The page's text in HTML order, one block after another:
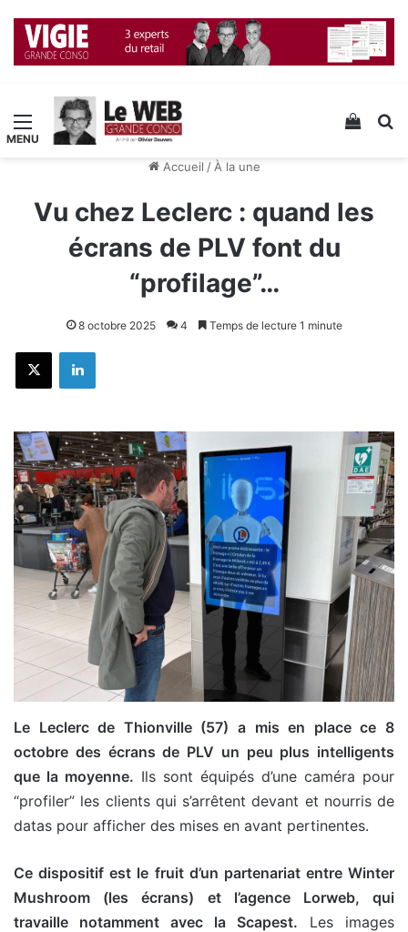
Menu Voir
Accueil / À la une
Vu chez Leclerc : quand les
écrans de PLV font du
“profilage”…
8 octobre 2025 4 Temps de lecture 1 minute
X Linkedin
Le Leclerc de Thionville (57) a mis en place ce 8
octobre des écrans de PLV un peu plus intelligents
que la moyenne. Ils sont équipés d’une caméra pour
“profiler” les clients qui s’arrêtent devant et nourris de
datas pour afficher des mises en avant pertinentes.
Ce dispositif est le fruit d’un partenariat entre Winter
Mushroom (les écrans) et l’agence Lorweb, qui
travaille notamment avec la Scapest. Les images